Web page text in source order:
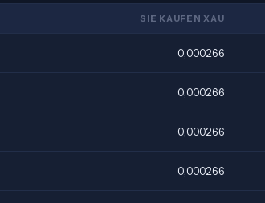
SIE KAUFEN XAU
0,000266
0,000266
0,000266
0,000266